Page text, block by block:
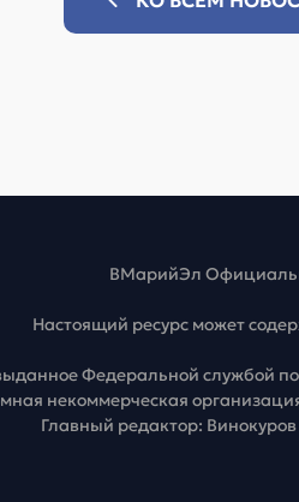
ВМарийЭл
Настоящий ресурс может
Федеральной службой
некоммерческая
Главный редактор: